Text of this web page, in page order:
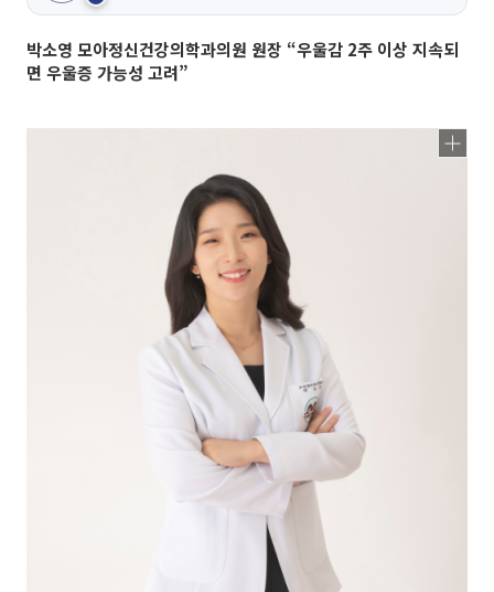
박소영 모아정신건강의학과의원 원장 “우울감 2주 이상 지속되
면 우울증 가능성 고려”